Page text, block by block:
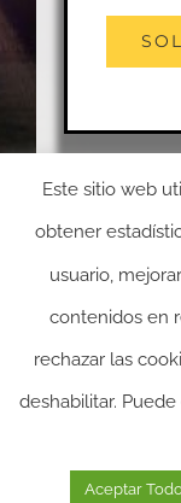
Este sitio web
obtener
usuario,
contenidos en
rechazar las
deshabilitar.
Aceptar